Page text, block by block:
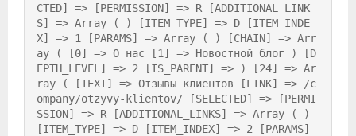
CTED] => [PERMISSION] => R [ADDITIONAL_LINK
S] => Array ( ) [ITEM_TYPE] => D [ITEM_INDE
X] => 1 [PARAMS] => Array ( ) [CHAIN] => Arr
ay ( [0] => О нас [1] => Новостной блог ) [D
EPTH_LEVEL] => 2 [IS_PARENT] => ) [24] => Ar
ray ( [TEXT] => Отзывы клиентов [LINK] => /c
ompany/otzyvy-klientov/ [SELECTED] => [PERMI
SSION] => R [ADDITIONAL_LINKS] => Array ( )
[ITEM_TYPE] => D [ITEM_INDEX] => 2 [PARAMS]